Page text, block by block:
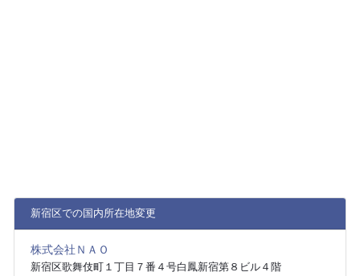
新宿区での国内所在地変更
株式会社ＮＡＯ
新宿区歌舞伎町１丁目７番４号白鳳新宿第８ビル４階